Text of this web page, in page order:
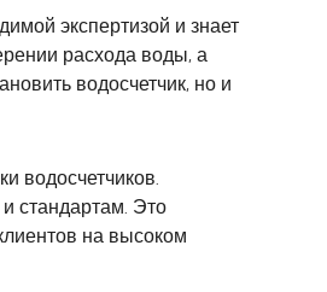
экспертизой и знает
расхода воды, а
водосчетчик, но и
водосчетчиков.
стандартам. Это
на высоком